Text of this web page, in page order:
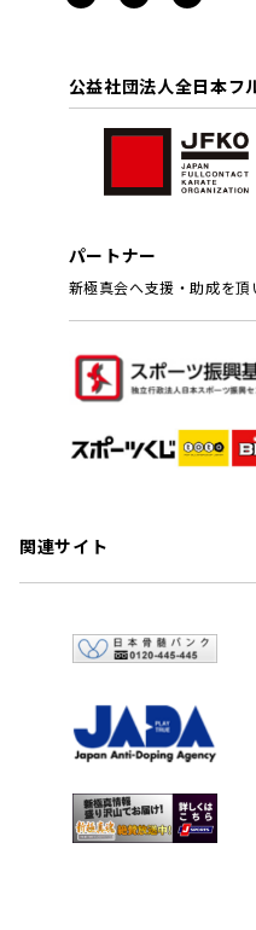
公益社団法人全日本フ
パートナー
新極真会へ支援・助成を頂
関連サイト